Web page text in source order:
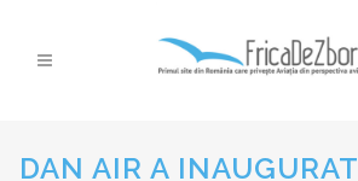
DAN AIR A INAUGURAT